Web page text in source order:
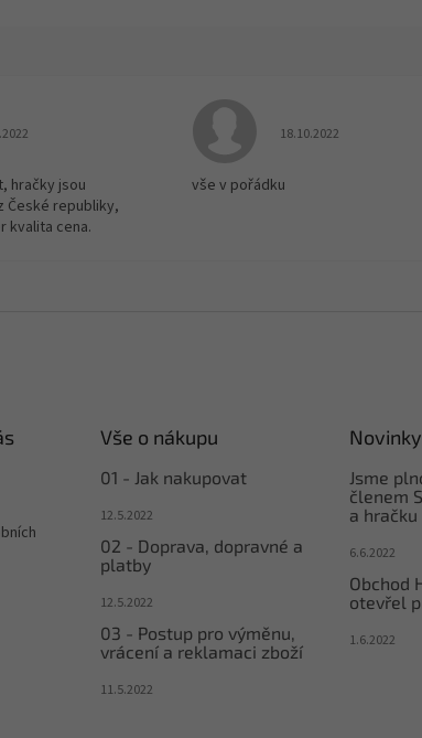
obchodu je 5 z 5 hvězdiček.
hračky jsou
České republiky,
kvalita cena.
Hodnocení obchodu
18.10.2022
vše v pořádku
Vše o nákupu
01 - Jak nakupovat
12.5.2022
02 - Doprava, dopravné a
platby
12.5.2022
03 - Postup pro výměnu,
vrácení a reklamaci zboží
11.5.2022
Novinky
Jsme
členem
a hračku
6.6.2022
Obchod
otevřel
1.6.2022